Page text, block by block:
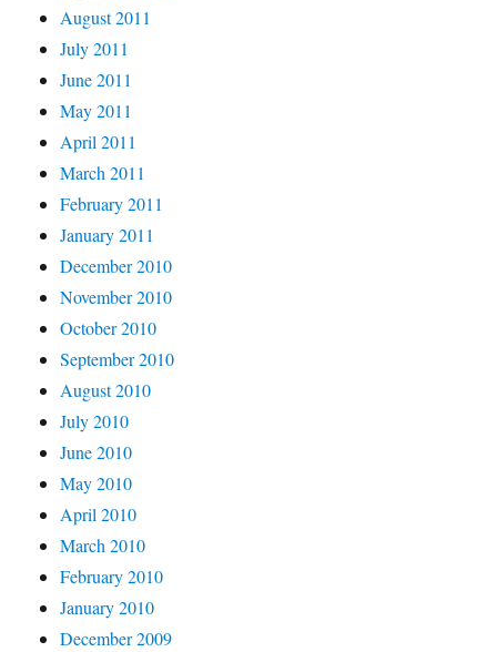
August 2011
July 2011
June 2011
May 2011
April 2011
March 2011
February 2011
January 2011
December 2010
November 2010
October 2010
September 2010
August 2010
July 2010
June 2010
May 2010
April 2010
March 2010
February 2010
January 2010
December 2009